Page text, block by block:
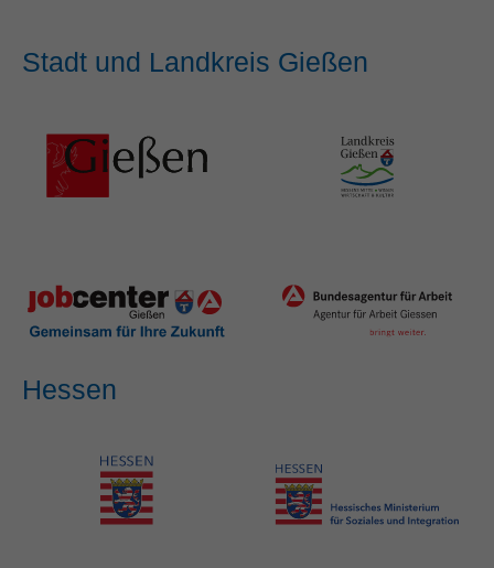
Stadt und Landkreis Gießen
Hessen